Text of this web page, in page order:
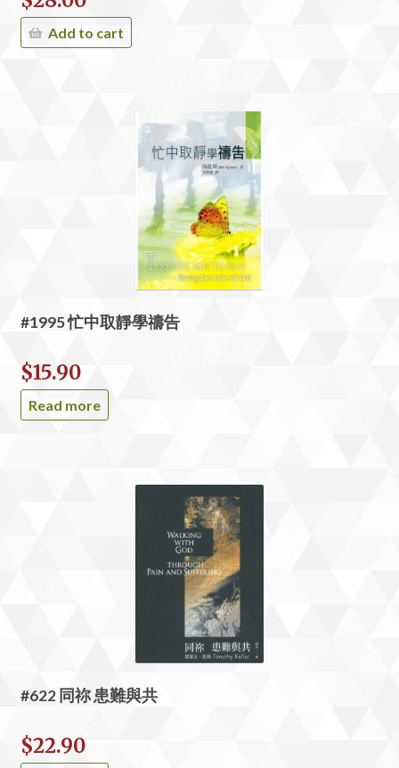
Add to cart
#1995 忙中取靜學禱告
$15.90
Read more
#622 同祢 患難與共
$22.90